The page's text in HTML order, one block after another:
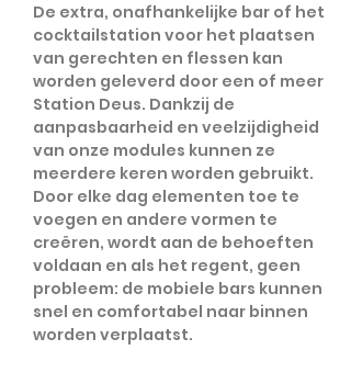
De extra, onafhankelijke bar of het
cocktailstation voor het plaatsen
van gerechten en flessen kan
worden geleverd door een of meer
Station Deus. Dankzij de
aanpasbaarheid en veelzijdigheid
van onze modules kunnen ze
meerdere keren worden gebruikt.
Door elke dag elementen toe te
voegen en andere vormen te
creëren, wordt aan de behoeften
voldaan en als het regent, geen
probleem: de mobiele bars kunnen
snel en comfortabel naar binnen
worden verplaatst.